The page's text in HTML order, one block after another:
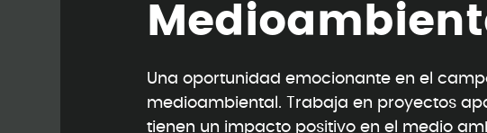
M edioambient
Una oportunidad emocionante en el
medioambiental. Trabaja en proyectos
tienen un impacto positivo en el medio